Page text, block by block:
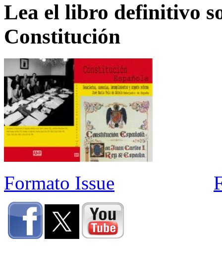
Lea el libro definitivo
Constitución
Formato Issue